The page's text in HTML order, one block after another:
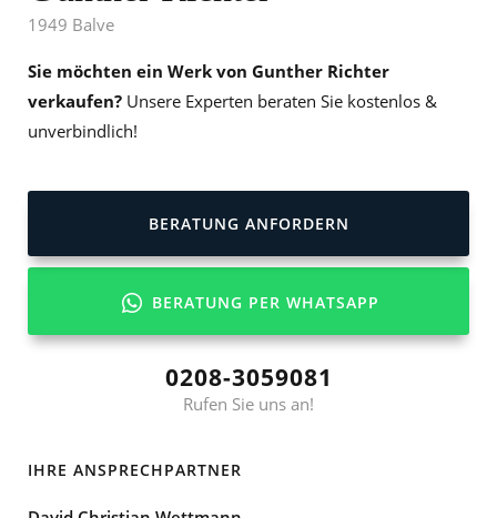
1949 Balve
Sie möchten ein Werk von Gunther Richter
verkaufen? Unsere Experten beraten Sie kostenlos &
unverbindlich!
BERATUNG ANFORDERN
BERATUNG PER WHATSAPP
0208-3059081
Rufen Sie uns an!
IHRE ANSPRECHPARTNER